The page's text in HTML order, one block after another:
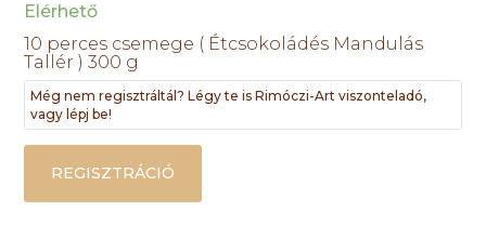
Elérhető
10 perces csemege ( Étcsokoládés Mandulás
Tallér ) 300 g
Még nem regisztráltál? Légy te is Rimóczi-Art viszonteladó,
vagy lépj be!
REGISZTRÁCIÓ